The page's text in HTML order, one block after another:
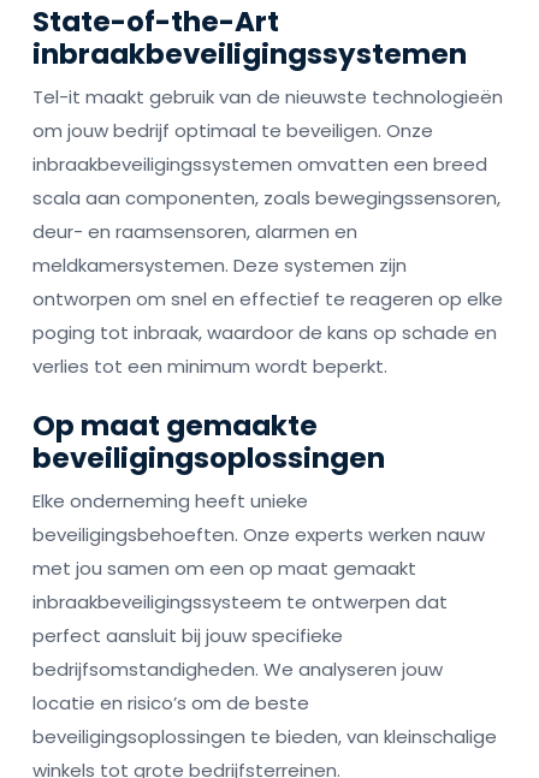
State-of-the-Art
inbraakbeveiligingssystemen
Tel-it maakt gebruik van de nieuwste technologieën
om jouw bedrijf optimaal te beveiligen. Onze
inbraakbeveiligingssystemen omvatten een breed
scala aan componenten, zoals bewegingssensoren,
deur- en raamsensoren, alarmen en
meldkamersystemen. Deze systemen zijn
ontworpen om snel en effectief te reageren op elke
poging tot inbraak, waardoor de kans op schade en
verlies tot een minimum wordt beperkt.
Op maat gemaakte
beveiligingsoplossingen
Elke onderneming heeft unieke
beveiligingsbehoeften. Onze experts werken nauw
met jou samen om een op maat gemaakt
inbraakbeveiligingssysteem te ontwerpen dat
perfect aansluit bij jouw specifieke
bedrijfsomstandigheden. We analyseren jouw
locatie en risico’s om de beste
beveiligingsoplossingen te bieden, van kleinschalige
winkels tot grote bedrijfsterreinen.